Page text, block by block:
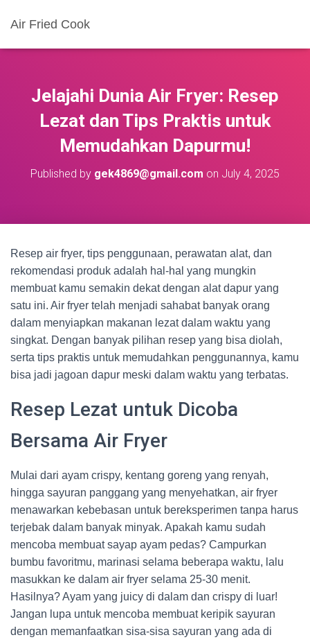
Air Fried Cook
Jelajahi Dunia Air Fryer: Resep
Lezat dan Tips Praktis untuk
Memudahkan Dapurmu!
Published by gek4869@gmail.com on July 4, 2025
Resep air fryer, tips penggunaan, perawatan alat, dan
rekomendasi produk adalah hal-hal yang mungkin
membuat kamu semakin dekat dengan alat dapur yang
satu ini. Air fryer telah menjadi sahabat banyak orang
dalam menyiapkan makanan lezat dalam waktu yang
singkat. Dengan banyak pilihan resep yang bisa diolah,
serta tips praktis untuk memudahkan penggunannya, kamu
bisa jadi jagoan dapur meski dalam waktu yang terbatas.
Resep Lezat untuk Dicoba
Bersama Air Fryer
Mulai dari ayam crispy, kentang goreng yang renyah,
hingga sayuran panggang yang menyehatkan, air fryer
menawarkan kebebasan untuk bereksperimen tanpa harus
terjebak dalam banyak minyak. Apakah kamu sudah
mencoba membuat sayap ayam pedas? Campurkan
bumbu favoritmu, marinasi selama beberapa waktu, lalu
masukkan ke dalam air fryer selama 25-30 menit.
Hasilnya? Ayam yang juicy di dalam dan crispy di luar!
Jangan lupa untuk mencoba membuat keripik sayuran
dengan memanfaatkan sisa-sisa sayuran yang ada di